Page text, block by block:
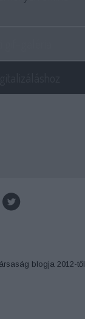
blogja 2012-től